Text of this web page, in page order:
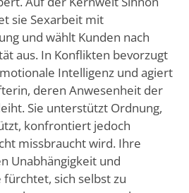
sie Sexarbeit mit
und wählt Kunden nach
aus. In Konflikten bevorzugt
Intelligenz und agiert
deren Anwesenheit der
Sie unterstützt Ordnung,
konfrontiert jedoch
missbraucht wird. Ihre
Unabhängigkeit und
sich selbst zu